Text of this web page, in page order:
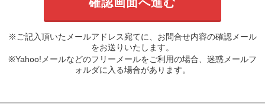
※ご記入頂いたメールアドレス宛てに、お問合せ内容の確認メール
をお送りいたします。
※Yahoo!メールなどのフリーメールをご利用の場合、迷惑メールフ
ォルダに入る場合があります。